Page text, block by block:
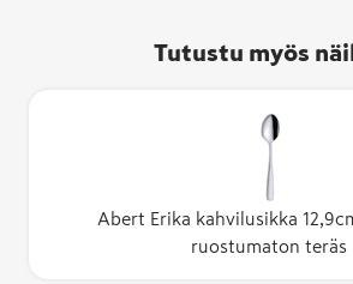
Tutustu myös
Abert Erika kahvilusikka
ruostumaton teräs